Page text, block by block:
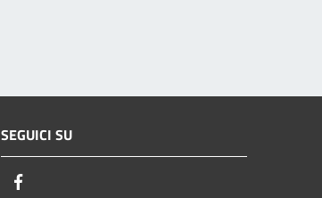
SEGUICI SU